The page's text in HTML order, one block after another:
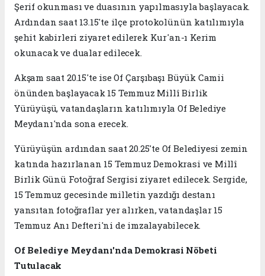
Şerif okunması ve duasının yapılmasıyla başlayacak.
Ardından saat 13.15'te ilçe protokolünün katılımıyla
şehit kabirleri ziyaret edilerek Kur'an-ı Kerim
okunacak ve dualar edilecek.
Akşam saat 20.15'te ise Of Çarşıbaşı Büyük Camii
önünden başlayacak 15 Temmuz Millî Birlik
Yürüyüşü, vatandaşların katılımıyla Of Belediye
Meydanı'nda sona erecek.
Yürüyüşün ardından saat 20.25'te Of Belediyesi zemin
katında hazırlanan 15 Temmuz Demokrasi ve Millî
Birlik Günü Fotoğraf Sergisi ziyaret edilecek. Sergide,
15 Temmuz gecesinde milletin yazdığı destanı
yansıtan fotoğraflar yer alırken, vatandaşlar 15
Temmuz Anı Defteri'ni de imzalayabilecek.
Of Belediye Meydanı'nda Demokrasi Nöbeti
Tutulacak